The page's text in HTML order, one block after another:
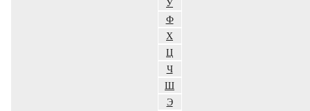
Ф
Х
Ц
Ч
Ш
Э